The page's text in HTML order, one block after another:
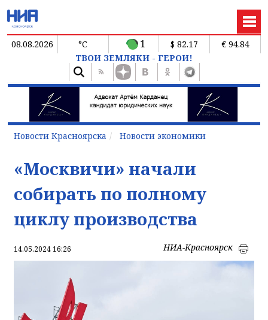
08.08.2026 °C 1 $ 82.17
€ 94.84
ТВОИ ЗЕМЛЯКИ - ГЕРОИ!
Новости Красноярска Новости экономики
«Москвичи» начали
собирать по полному
циклу производства
14.05.2024 16:26 НИА-Красноярск